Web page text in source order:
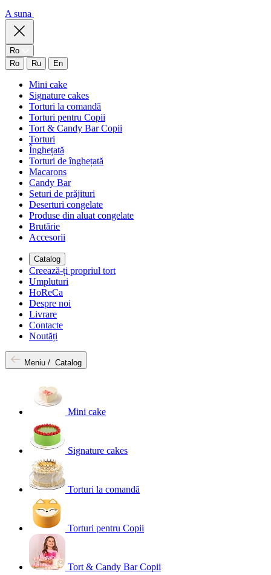
A suna
Ro
Ro
Ru En
Mini cake
Signature cakes
Torturi la comandă
Torturi pentru Copii
Tort & Candy Bar Copii
Torturi
Înghețată
Torturi de înghețată
Macarons
Candy Bar
Seturi de prăjituri
Deserturi congelate
Produse din aluat congelate
Brutărie
Accesorii
Catalog
Creează-ți propriul tort
Umpluturi
HoReCa
Despre noi
Livrare
Contacte
Noutăți
Meniu / Catalog
Mini cake
Signature cakes
Torturi la comandă
Torturi pentru Copii
Tort & Candy Bar Copii